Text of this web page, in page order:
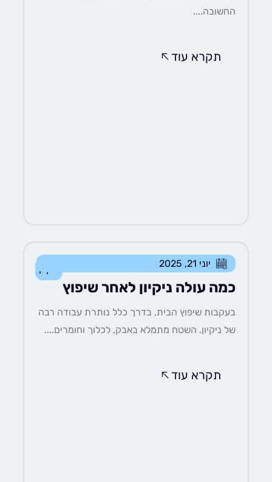
החשובה....
תקרא עוד
יוני 21, 2025
כמה עולה ניקיון לאחר שיפוץ
בעקבות שיפוץ הבית, בדרך כלל נותרת עבודה רבה
של ניקיון. השטח מתמלא באבק, לכלוך וחומרים....
תקרא עוד